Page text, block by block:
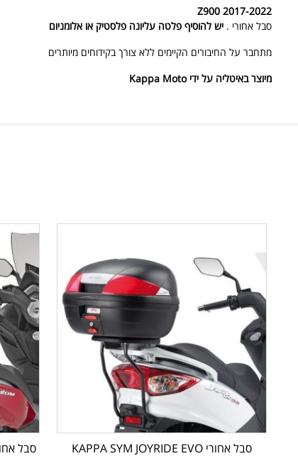
Z900 2017-2022
סבל אחורי . יש להוסיף פלטה עליונה פלסטיק או אלומניום
מתחבר על החיבורים הקיימים ללא צורך בקידוחים מיותרים
מיוצר באיטליה על ידי Kappa Moto
סבל אחורי KAPPA SYM JOYRIDE EVO